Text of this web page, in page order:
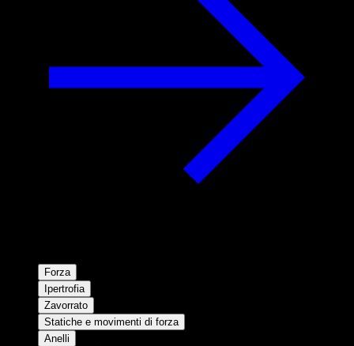
Forza
Ipertrofia
Zavorrato
Statiche e movimenti di forza
Anelli